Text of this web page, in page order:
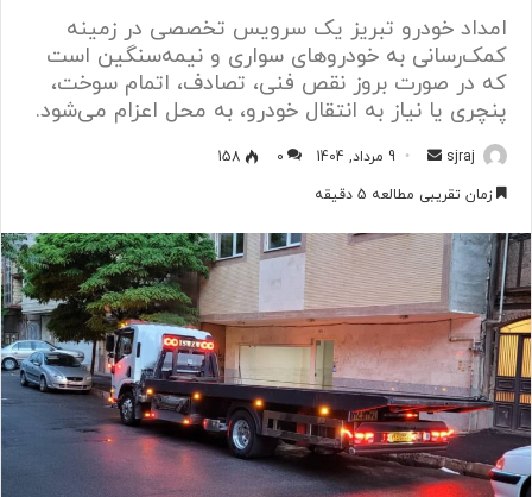
امداد خودرو تبریز یک سرویس تخصصی در زمینه
کمک‌رسانی به خودروهای سواری و نیمه‌سنگین است
که در صورت بروز نقص فنی، تصادف، اتمام سوخت،
پنچری یا نیاز به انتقال خودرو، به محل اعزام می‌شود.
sjraj
ا
ل
ب
ه
ا
ی
م
ی
ل
9 مرداد, 1404 0
158
زمان تقریبی مطالعه 5 دقیقه